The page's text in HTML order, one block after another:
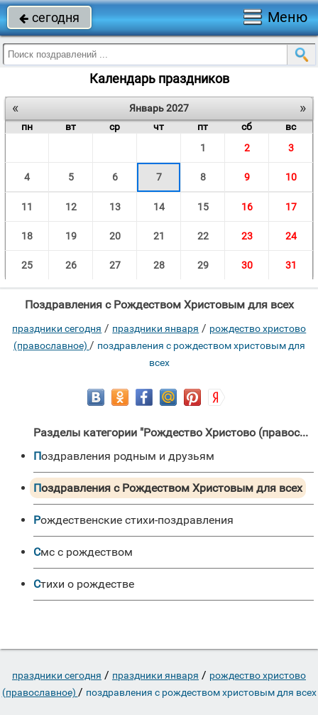
 сегодня Меню
Календарь праздников
« »
Январь 2027
пн
вт ср чт пт сб
вс
1
2 3
4 5 6 7 8 9 10
11 12 13 14 15 16 17
18 19 20 21 22 23 24
25 26 27 28 29 30 31
Поздравления с Рождеством Христовым для всех
праздники сегодня / праздники января / рождество христово
(православное) / поздравления с рождеством христовым для
всех
Разделы категории "Рождество Христово (православное) "
поздравления родным и друзьям
Поздравления с Рождеством Христовым для всех
Рождественские стихи-поздравления
смс с рождеством
стихи о рождестве
праздники сегодня / праздники января / рождество христово
(православное) / поздравления с рождеством христовым для всех